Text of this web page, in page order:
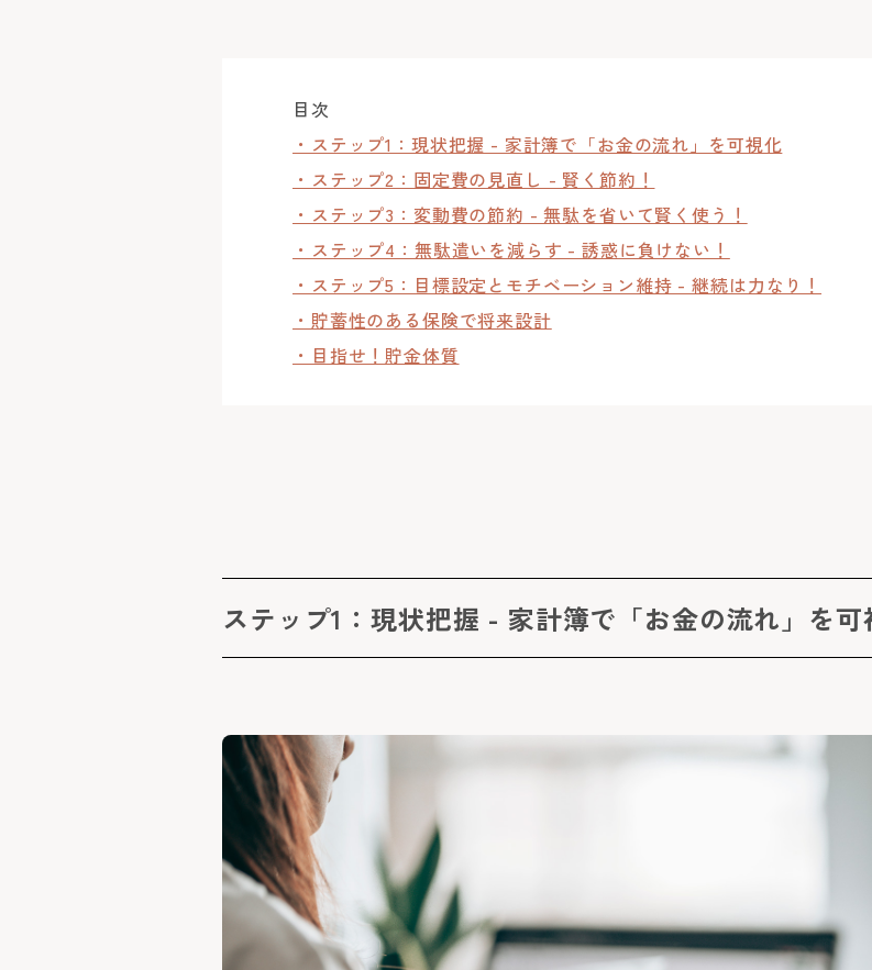
目次
・ステップ1：現状把握 - 家計簿で「お金の流れ」を可視化
・ステップ2：固定費の見直し - 賢く節約！
・ステップ3：変動費の節約 - 無駄を省いて賢く使う！
・ステップ4：無駄遣いを減らす - 誘惑に負けない！
・ステップ5：目標設定とモチベーション維持 - 継続は力なり！
・貯蓄性のある保険で将来設計
・目指せ！貯金体質
ステップ1：現状把握 - 家計簿で「お金の流れ」を可